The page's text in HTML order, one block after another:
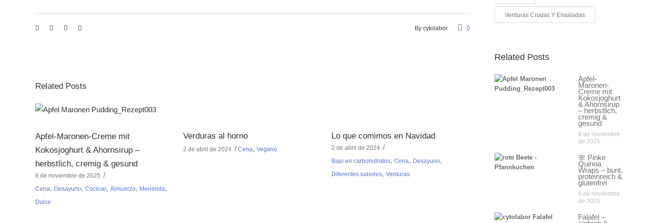
By cytolabor 0
Related Posts
Apfel-Maronen-Creme mit
Kokosjoghurt & Ahornsirup –
herbstlich, cremig & gesund
8 de noviembre de 2025
Cena, Desayuno, Cocinar, Almuerzo, Merienda,
Dulce
Verduras al horno
2 de abril de 2024 Cena,Vegano
Lo que comimos en Navidad
2 de abril de 2024
Bajo en carbohidratos, Cena, Desayuno,
Diferentes sabores, Verduras
Verduras Crudas Y Ensaladas
Related Posts
Apfel-
Maronen-
Creme mit
Kokosjoghurt
& Ahornsirup
– herbstlich,
cremig &
gesund
8 de noviembre
de 2025
🌸 Pinke
Quinoa
Wraps – bunt,
proteinreich &
glutenfrei
8 de noviembre
de 2025
Falafel –